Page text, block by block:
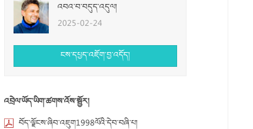
འབའ་བ་བདུད་འདུལ།
2025-02-24
ངས་དཔྱད་འཇོག་བྱ་འདོད།
འབྲེལ་ཡོད་ཡིག་ཚགས་འོས་སྦྱོར།
བོད་ལྗོངས་ཞིབ་འཇུག1998ལོའི་དེབ་བཞི་པ།